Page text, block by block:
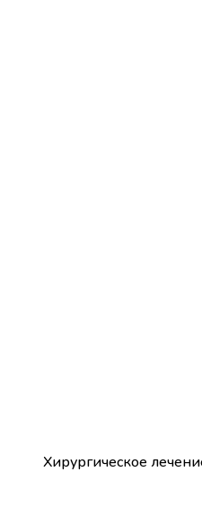
Хирургическое